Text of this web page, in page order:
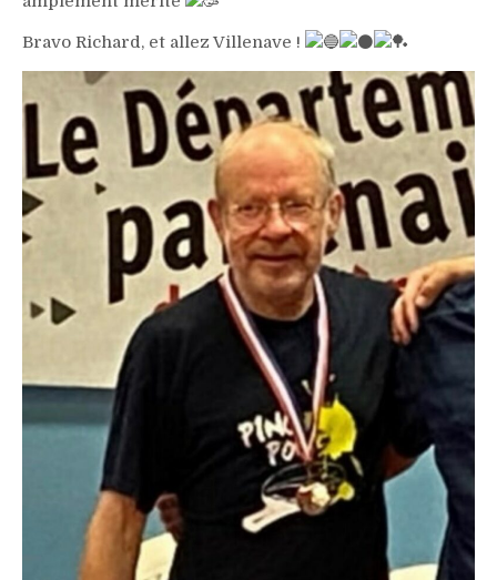
Bravo Richard, et allez Villenave !